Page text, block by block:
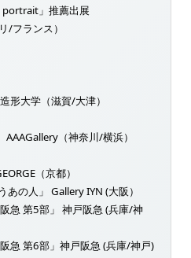
portrait」推薦出展
/フランス）
形大学（滋賀/大津）
（神奈川/横浜）
（京都）
あの人」 Gallery IYN (大阪）
急 第5部」 神戸阪急 (兵庫/神
急 第6部」神戸阪急 (兵庫/神戸)